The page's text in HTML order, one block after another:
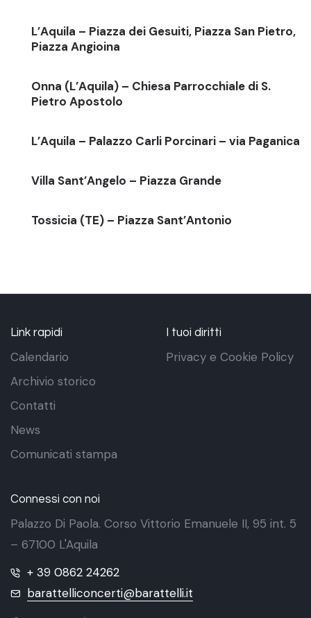
L’Aquila – Piazza dei Gesuiti, Piazza San Pietro,
Piazza Angioina
Onna (L’Aquila) – Chiesa Parrocchiale di S.
Pietro Apostolo
L’Aquila – Palazzo Carli Porcinari – via Paganica
Villa Sant’Angelo – Piazza Grande
Tossicia (TE) – Piazza Sant’Antonio
Link rapidi
Calendario
Archivio storico
Contatti
News
Comunicati stampa
I tuoi diritti
Privacy e Cookie Policy
Connessi con noi
Palazzo Di Paola. Corso Vittorio Emanuele II, 95 int. 5
– 67100 L'Aquila
+ 39 0862 24262
barattelliconcerti@barattelli.it